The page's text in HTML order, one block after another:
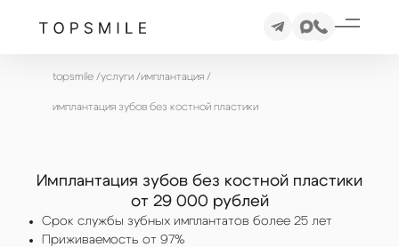
topsmile /услуги /имплантация /
имплантация зубов без костной пластики
Имплантация зубов без костной пластики
от 29 000 рублей
Срок службы зубных имплантатов более 25 лет
Приживаемость от 97%